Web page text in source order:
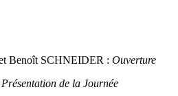
Benoît SCHNEIDER : Ouverture
Présentation de la Journée